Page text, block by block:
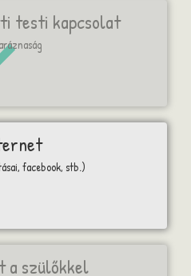
testi kapcsolat
facebook, stb.)
a szülőkkel